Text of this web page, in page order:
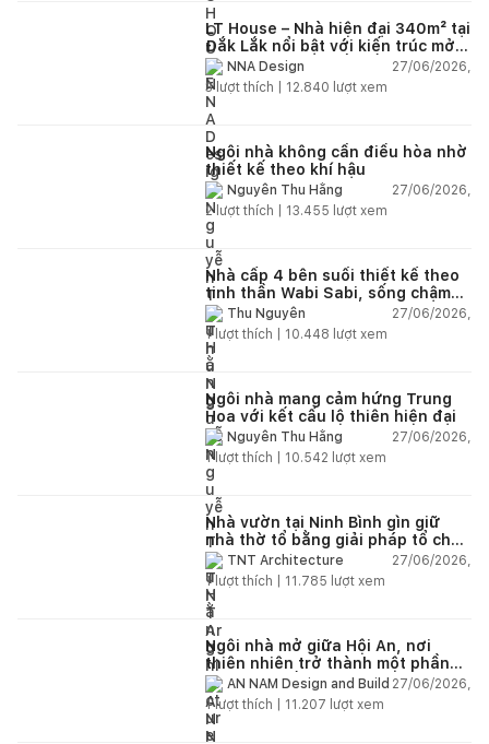
LT House – Nhà hiện đại 340m² tại
Đắk Lắk nổi bật với kiến trúc mở
và hệ sân vườn kết nối thiên
nhiên
NNA Design
27/06/2026,
3lượt thích | 12.840 lượt xem
Ngôi nhà không cần điều hòa nhờ
thiết kế theo khí hậu
Nguyễn Thu Hằng
27/06/2026,
2lượt thích | 13.455 lượt xem
Nhà cấp 4 bên suối thiết kế theo
tinh thần Wabi Sabi, sống chậm
giữa thiên nhiên
Thu Nguyễn
27/06/2026,
1lượt thích | 10.448 lượt xem
Ngôi nhà mang cảm hứng Trung
Hoa với kết cấu lộ thiên hiện đại
Nguyễn Thu Hằng
27/06/2026,
1lượt thích | 10.542 lượt xem
Nhà vườn tại Ninh Bình gìn giữ
nhà thờ tổ bằng giải pháp tổ chức
lại không gian
TNT Architecture
27/06/2026,
1lượt thích | 11.785 lượt xem
Ngôi nhà mở giữa Hội An, nơi
thiên nhiên trở thành một phần
của cuộc sống
AN NAM Design and Build 27/06/2026,
1lượt thích | 11.207 lượt xem